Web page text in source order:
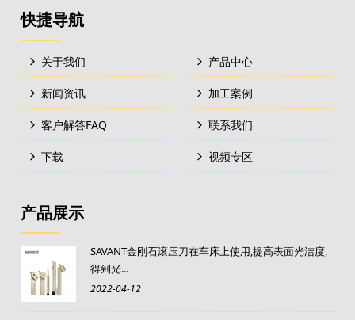
快捷导航
关于我们 产品中心
新闻资讯 加工案例
客户解答FAQ 联系我们
下载 视频专区
产品展示
SAVANT金刚石滚压刀在车床上使用,提高表面光洁度,
得到光...
2022-04-12